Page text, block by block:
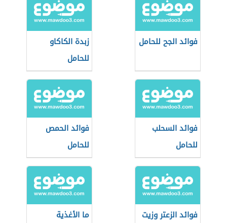
فوائد الجح للحامل
زبدة الكاكاو
للحامل
فوائد السحلب
للحامل
فوائد الحمص
للحامل
فوائد الزعتر وزيت
ما الأغذية